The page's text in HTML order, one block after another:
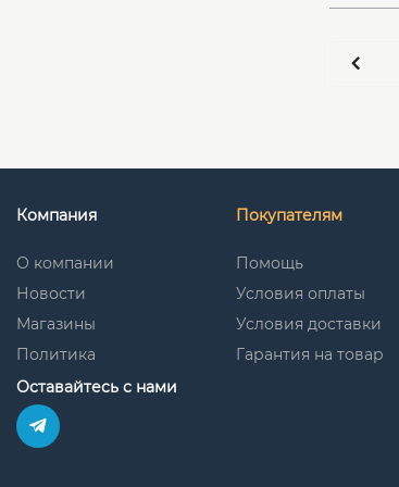
Компания
О компании
Новости
Магазины
Политика
Покупателям
Помощь
Условия оплаты
Условия доставки
Гарантия на товар
Оставайтесь с нами